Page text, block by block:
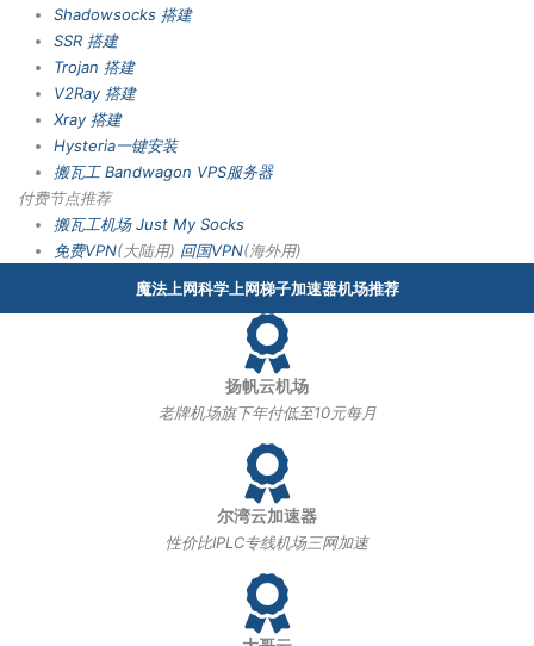
Shadowsocks 搭建
SSR 搭建
Trojan 搭建
V2Ray 搭建
Xray 搭建
Hysteria一键安装
搬瓦工 Bandwagon VPS服务器
付费节点推荐
搬瓦工机场 Just My Socks
免费VPN(大陆用) 回国VPN(海外用)
魔法上网科学上网梯子加速器机场推荐
扬帆云机场
老牌机场旗下年付低至10元每月
尔湾云加速器
性价比IPLC专线机场三网加速